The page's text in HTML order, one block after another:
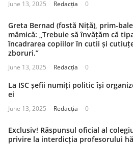
June 13, 2025 Redacția 0
Greta Bernad (fostă Niță), prim-
mămică: „Trebuie să învățăm că
încadrarea copiilor în cutii și
zboruri.”
June 13, 2025 Redacția 0
La ISC șefii numiți politic își
ei
June 13, 2025 Redacția 0
Exclusiv! Răspunsul oficial al
privire la interdicția profesorului